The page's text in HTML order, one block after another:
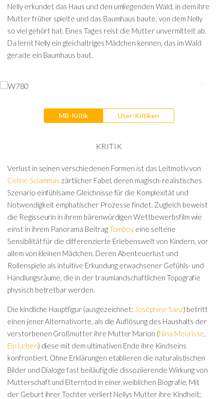
Nelly erkundet das Haus und den umliegenden Wald, in dem ihre
Mutter früher spielte und das Baumhaus baute, von dem Nelly
so viel gehört hat. Eines Tages reist die Mutter unvermittelt ab.
Da lernt Nelly ein gleichaltriges Mädchen kennen, das im Wald
gerade ein Baumhaus baut.
MB-Kritik User-Kritiken
KRITIK
Verlust in seinen verschiedenen Formen ist das Leitmotiv von
Celine Sciammas zärtlicher Fabel, deren magisch-realistisches
Szenario einfühlsame Gleichnisse für die Komplexität und
Notwendigkeit emphatischer Prozesse findet. Zugleich beweist
die Regisseurin in ihrem bärenwürdigen Wettbewerbsfilm wie
einst in ihrem Panorama BeitragTomboy eine seltene
Sensibilität für die differenzierte Erlebenswelt von Kindern, vor
allem von kleinen Mädchen. Deren Abenteuerlust und
Rollenspiele als intuitive Erkundung erwachsener Gefühls- und
Handlungsräume, die in der traumlandschaftlichen Topografie
physisch betretbar werden.
Die kindliche Hauptfigur (ausgezeichnet: Joséphine Sanz) betritt
einen jener Alternativorte, als die Auflösung des Haushalts der
verstorbenen Großmutter ihre Mutter Marion (Nina Meurisse
Ein Leben) diese mit dem ultimativen Ende ihre Kindseins
konfrontiert. Ohne Erklärungen etablieren die naturalistischen
Bilder und Dialoge fast beiläufig die dissoziierende Wirkung von
Mutterschaft und Elterntod in einer weiblichen Biografie. Mit
der Geburt ihrer Tochter verliert Nellys Mutter ihre Kindheit;